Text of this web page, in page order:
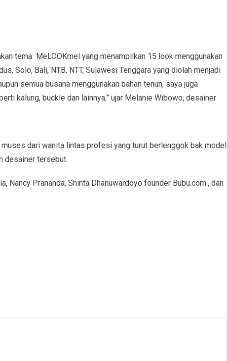
tema MeLOOKmel yang menampilkan 15 look menggunakan
Solo, Bali, NTB, NTT, Sulawesi Tenggara yang diolah menjadi
semua busana menggunakan bahan tenun, saya juga
kalung, buckle dan lainnya,” ujar Melanie Wibowo, desainer
dari wanita lintas profesi yang turut berlenggok bak model
desainer tersebut.
Nancy Prananda, Shinta Dhanuwardoyo founder Bubu.com., dan